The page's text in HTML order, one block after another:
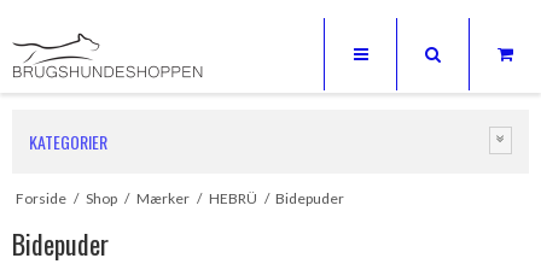
KATEGORIER
Forside / Shop / Mærker / HEBRÜ / Bidepuder
Bidepuder